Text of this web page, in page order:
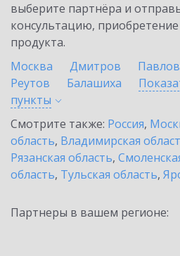
выберите партнёра и
консультацию,
продукта.
Москва
Дмитров
Реутов
Балашиха
пункты
Смотрите также: Россия,
область, Владимирская
Рязанская область,
область, Тульская область,
Партнеры в вашем регионе: